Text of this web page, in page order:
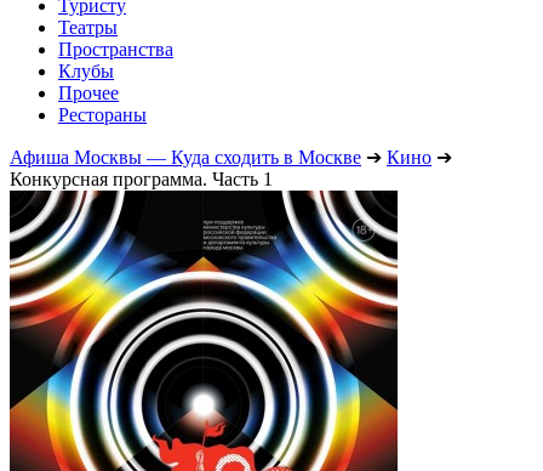
Туристу
Театры
Пространства
Клубы
Прочее
Рестораны
Афиша Москвы — Куда сходить в Москве ➔ Кино ➔
Конкурсная программа. Часть 1